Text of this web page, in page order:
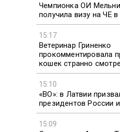
Чемпионка ОИ
получила визу на ЧЕ
15:17
Ветеринар Гриненко
прокомментировала
кошек странно
15:10
«ВО»: в Латвии
президентов России
15:09